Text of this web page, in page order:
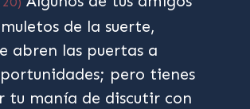
de la suerte,
abren las puertas a
pero tienes
tu manía de discutir con